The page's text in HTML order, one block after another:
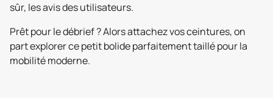
sûr, les avis des utilisateurs.
Prêt pour le débrief ? Alors attachez vos ceintures, on
part explorer ce petit bolide parfaitement taillé pour la
mobilité moderne.